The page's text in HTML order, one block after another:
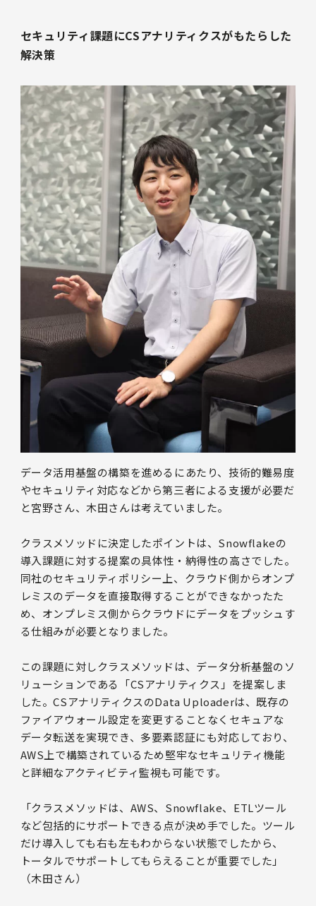
セキュリティ課題にCSアナリティクスがもたらした
解決策
データ活用基盤の構築を進めるにあたり、技術的難易度
やセキュリティ対応などから第三者による支援が必要だ
と宮野さん、木田さんは考えていました。
クラスメソッドに決定したポイントは、Snowflakeの
導入課題に対する提案の具体性・納得性の高さでした。
同社のセキュリティポリシー上、クラウド側からオンプ
レミスのデータを直接取得することができなかったた
め、オンプレミス側からクラウドにデータをプッシュす
る仕組みが必要となりました。
この課題に対しクラスメソッドは、データ分析基盤のソ
リューションである「CSアナリティクス」を提案しま
した。CSアナリティクスのData Uploaderは、既存の
ファイアウォール設定を変更することなくセキュアな
データ転送を実現でき、多要素認証にも対応しており、
AWS上で構築されているため堅牢なセキュリティ機能
と詳細なアクティビティ監視も可能です。
「クラスメソッドは、AWS、Snowflake、ETLツール
など包括的にサポートできる点が決め手でした。ツール
だけ導入しても右も左もわからない状態でしたから、
トータルでサポートしてもらえることが重要でした」
（木田さん）